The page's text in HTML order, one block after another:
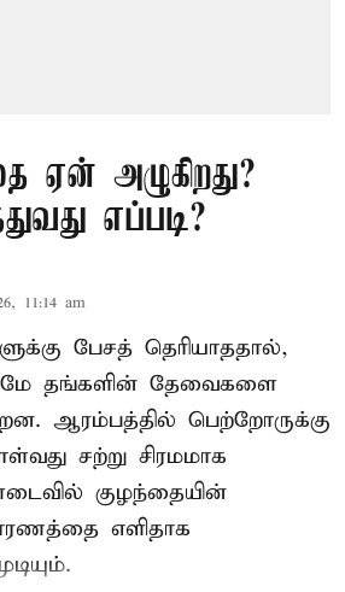
ஏன் அழுகிறது?
எப்படி?
11:14 am
பேசத் தெரியாததால்,
தங்களின் தேவைகளை
ஆரம்பத்தில் பெற்றோருக்கு
சற்று சிரமமாக
குழந்தையின்
எளிதாக